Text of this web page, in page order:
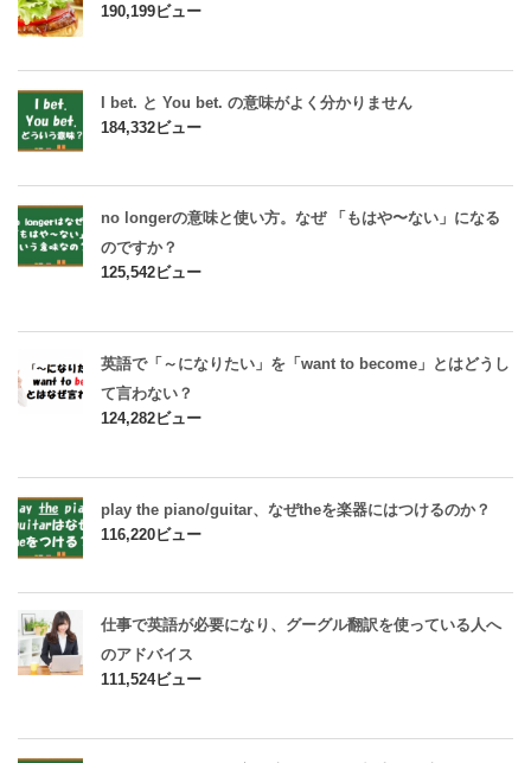
190,199ビュー
I bet. と You bet. の意味がよく分かりません
184,332ビュー
no longerの意味と使い方。なぜ 「もはや〜ない」になる
のですか？
125,542ビュー
英語で「～になりたい」を「want to become」とはどうし
て言わない？
124,282ビュー
play the piano/guitar、なぜtheを楽器にはつけるのか？
116,220ビュー
仕事で英語が必要になり、グーグル翻訳を使っている人へ
のアドバイス
111,524ビュー